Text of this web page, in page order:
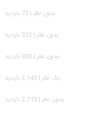
بدون نظر | 73 بازدید
بدون نظر | 332 بازدید
بدون نظر | 800 بازدید
يک نظر | 3,143 بازدید
بدون نظر | 2,715 بازدید